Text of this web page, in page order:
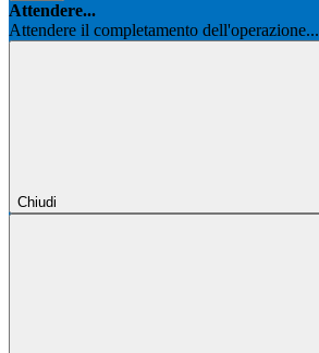
Attendere...
Attendere il completamento dell'operazione...
Chiudi